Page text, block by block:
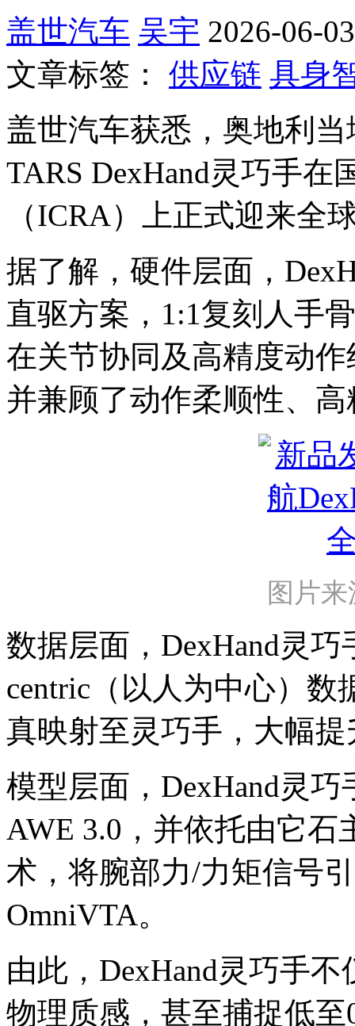
盖世汽车 吴宇 2026-06-
文章标签： 供应链 具身
盖世汽车获悉，奥地利
TARS DexHand灵巧手
（ICRA）上正式迎来全
据了解，硬件层面，
直驱方案，1:1复刻人手
在关节协同及高精度动
并兼顾了动作柔顺性、
图片
数据层面，DexHand灵巧
centric（以人为中心）
真映射至灵巧手，大幅
模型层面，DexHand灵
AWE 3.0，并依托由它石
术，将腕部力/力矩信号
OmniVTA。
由此，DexHand灵巧手
物理质感，甚至捕捉低